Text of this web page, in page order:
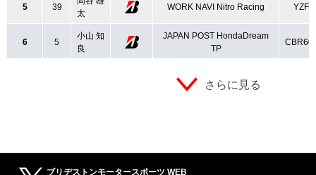
5 39
太
WORK NAVI Nitro Racing YZF-
6 5
小山 知
良
JAPAN POST HondaDream
TP
さらに見る
ブリヂストンモータースポーツ WEB